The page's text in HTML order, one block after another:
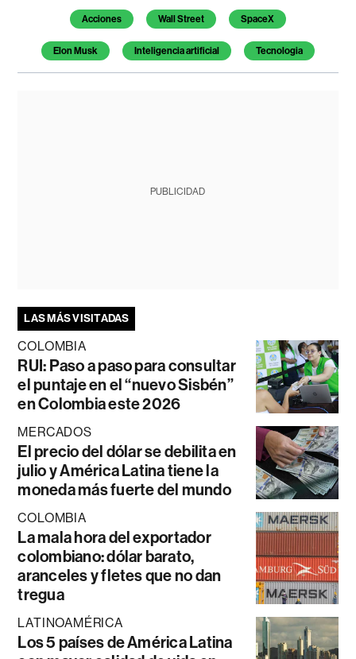
Acciones Wall Street SpaceX
Elon Musk Inteligencia artificial Tecnologia
PUBLICIDAD
LAS MÁS VISITADAS
COLOMBIA
RUI: Paso a paso para consultar
el puntaje en el “nuevo Sisbén”
en Colombia este 2026
MERCADOS
El precio del dólar se debilita en
julio y América Latina tiene la
moneda más fuerte del mundo
COLOMBIA
La mala hora del exportador
colombiano: dólar barato,
aranceles y fletes que no dan
tregua
LATINOAMÉRICA
Los 5 países de América Latina